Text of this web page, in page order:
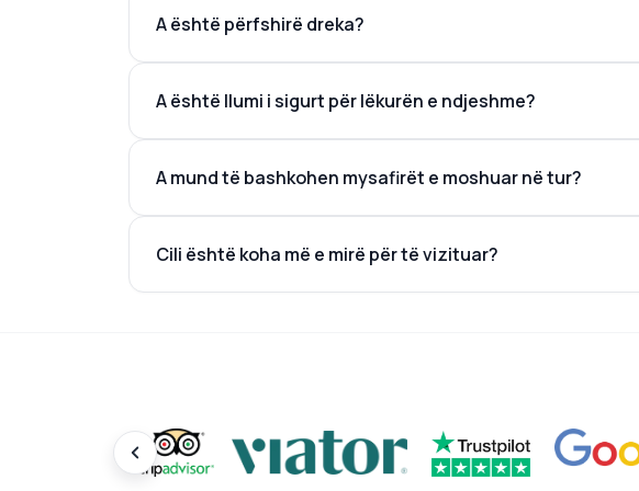
A është përfshirë dreka?
A është llumi i sigurt për lëkurën e ndjeshme?
A mund të bashkohen mysafirët e moshuar në tur?
Cili është koha më e mirë për të vizituar?